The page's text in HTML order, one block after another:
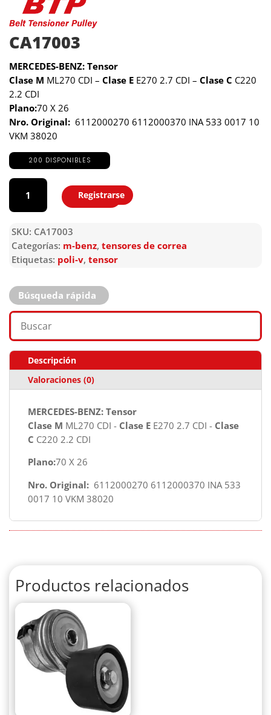
CA17003
MERCEDES-BENZ: Tensor
Clase M ML270 CDI – Clase E E270 2.7 CDI – Clase C C220
2.2 CDI
Plano:70 X 26
Nro. Original: 6112000270 6112000370 INA 533 0017 10
VKM 38020
200 DISPONIBLES
CA17003
cantidad
Agregar
Registrarse
SKU: CA17003
Categorías: m-benz, tensores de correa
Etiquetas: poli-v, tensor
Búsqueda rápida
Descripción
Valoraciones (0)
MERCEDES-BENZ: Tensor
Clase M ML270 CDI - Clase E E270 2.7 CDI - Clase
C C220 2.2 CDI
Plano:70 X 26
Nro. Original: 6112000270 6112000370 INA 533
0017 10 VKM 38020
Productos relacionados